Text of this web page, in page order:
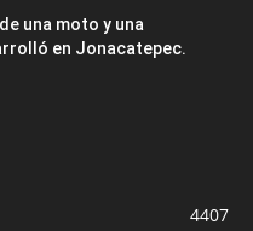
una moto y una
en Jonacatepec.
4407